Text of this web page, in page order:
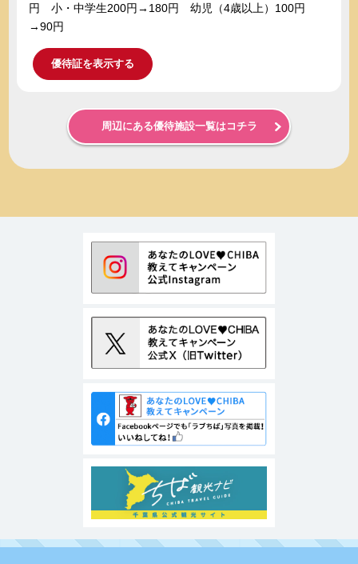
円 小・中学生200円→180円 幼児（4歳以上）100円
→90円
優待証を表示する
周辺にある優待施設一覧はコチラ